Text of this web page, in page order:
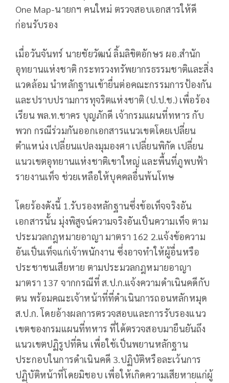
One Map-นายกฯ คนใหม่ ตรวจสอบเอกสารให้ดี
ก่อนรับรอง
เมื่อวันจันทร์ นายชัยวัฒน์ ลิ้มลิขิตอักษร ผอ.สำนัก
อุทยานแห่งชาติ กระทรวงทรัพยากรธรรมชาติและสิ่ง
แวดล้อม นำหลักฐานเข้ายื่นต่อคณะกรรมการป้องกัน
และปราบปรามการทุจริตแห่งชาติ (ป.ป.ช.) เพื่อร้อง
เรียน พล.ท.ชาคร บุญภักดี เจ้ากรมแผนที่ทหาร กับ
พวก กรณีร่วมกันออกเอกสารแนวเขตโดยเปลี่ยน
ตำแหน่ง เปลี่ยนแปลงมุมองศา เปลี่ยนพิกัด เปลี่ยน
แนวเขตอุทยานแห่งชาติเขาใหญ่ และพื้นที่ภูพบฟ้า
รายงานเท็จ ช่วยเหลือให้บุคคลอื่นพ้นโทษ
โดยร้องดังนี้ 1.รับรองหลักฐานซึ่งข้อเท็จจริงอัน
เอกสารนั้น มุ่งพิสูจน์ความจริงอันเป็นความเท็จ ตาม
ประมวลกฎหมายอาญา มาตรา 162 2.แจ้งข้อความ
อันเป็นเท็จแก่เจ้าพนักงาน ซึ่งอาจทำให้ผู้อื่นหรือ
ประชาชนเสียหาย ตามประมวลกฎหมายอาญา
มาตรา 137 จากกรณีที่ ส.ป.ก.แจ้งความดำเนินคดีกับ
ตน พร้อมคณะเจ้าหน้าที่ที่ดำเนินการถอนหลักหมุด
ส.ป.ก. โดยอ้างผลการตรวจสอบและการรับรองแนว
เขตของกรมแผนที่ทหาร ที่ได้ตรวจสอบมายืนยันถึง
แนวเขตปฏิรูปที่ดิน เพื่อใช้เป็นพยานหลักฐาน
ประกอบในการดำเนินคดี 3.ปฏิบัติหรือละเว้นการ
ปฏิบัติหน้าที่โดยมิชอบ เพื่อให้เกิดความเสียหายแก่ผู้